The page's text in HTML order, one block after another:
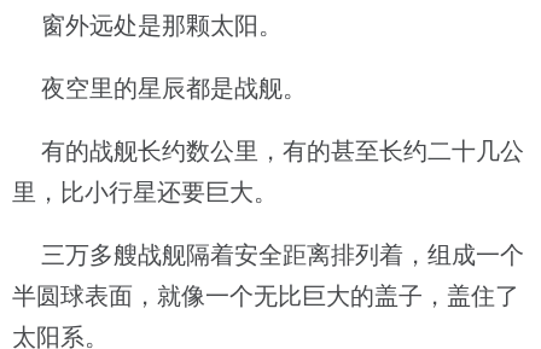
窗外远处是那颗太阳。
夜空里的星辰都是战舰。
有的战舰长约数公里，有的甚至长约二十几公
里，比小行星还要巨大。
三万多艘战舰隔着安全距离排列着，组成一个
半圆球表面，就像一个无比巨大的盖子，盖住了
太阳系。